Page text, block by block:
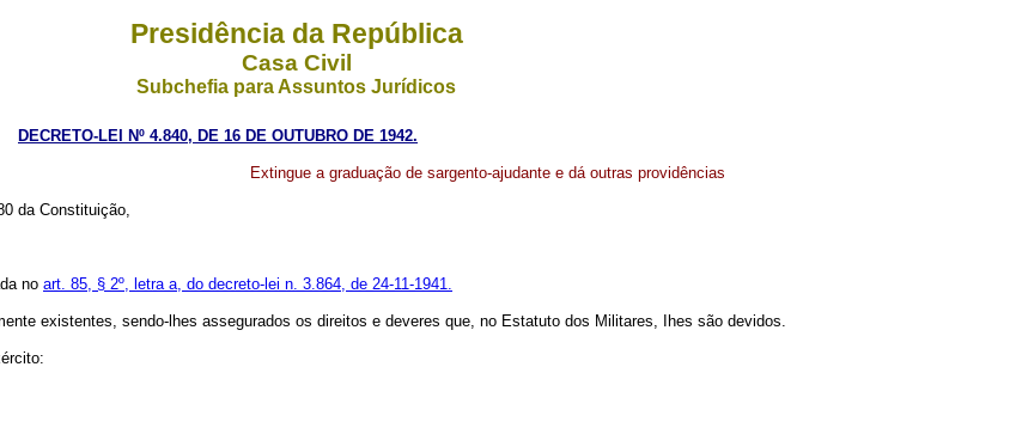
Presidência da República
Casa Civil
Subchefia para Assuntos Jurídicos
DECRETO-LEI Nº 4.840, DE 16 DE OUTUBRO DE 1942.
Extingue a graduação de sargento-ajudante e dá outras providências
da Constituição,
no art. 85, § 2º, letra a, do decreto-lei n. 3.864, de 24-11-1941.
existentes, sendo-lhes assegurados os direitos e deveres que, no Estatuto dos Militares, Ihes são devidos.